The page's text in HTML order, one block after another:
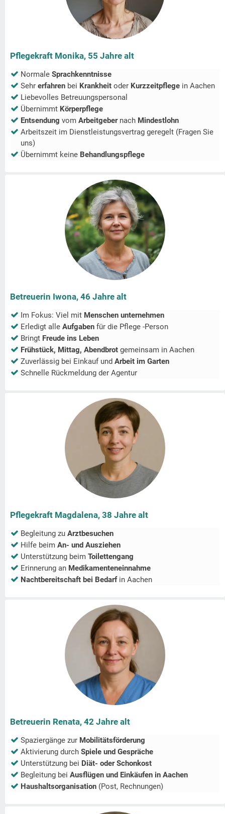
Pflegekraft Monika, 55 Jahre alt
Normale Sprachkenntnisse
Sehr erfahren bei Krankheit oder Kurzzeitpflege in Aachen
Liebevolles Betreuungspersonal
Übernimmt Körperpflege
Entsendung vom Arbeitgeber nach Mindestlohn
Arbeitszeit im Dienstleistungsvertrag geregelt (Fragen Sie
uns)
Übernimmt keine Behandlungspflege
Betreuerin Iwona, 46 Jahre alt
Im Fokus: Viel mit Menschen unternehmen
Erledigt alle Aufgaben für die Pflege -Person
Bringt Freude ins Leben
Frühstück, Mittag, Abendbrot gemeinsam in Aachen
Zuverlässig bei Einkauf und Arbeit im Garten
Schnelle Rückmeldung der Agentur
Pflegekraft Magdalena, 38 Jahre alt
Begleitung zu Arztbesuchen
Hilfe beim An- und Ausziehen
Unterstützung beim Toilettengang
Erinnerung an Medikamenteneinnahme
Nachtbereitschaft bei Bedarfin Aachen
Betreuerin Renata, 42 Jahre alt
Spaziergänge zur Mobilitätsförderung
Aktivierung durch Spiele und Gespräche
Unterstützung bei Diät- oder Schonkost
Begleitung bei Ausflügen und Einkäufen in Aachen
Haushaltsorganisation (Post, Rechnungen)